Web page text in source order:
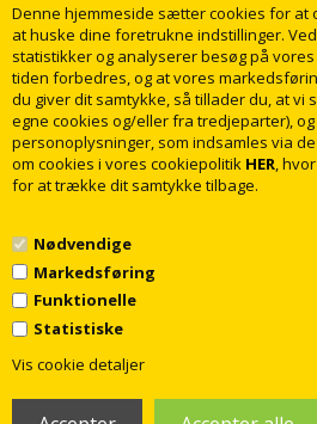
Denne hjemmeside sætter cookies for at
at huske dine foretrukne indstillinger.
statistikker og analyserer besøg på
tiden forbedres, og at vores
du giver dit samtykke, så tillader du, at
egne cookies og/eller fra tredjeparter),
personoplysninger, som indsamles via
om cookies i vores cookiepolitik HER,
for at trække dit samtykke tilbage.
Nødvendige
Markedsføring
Funktionelle
Statistiske
Vis cookie detaljer© 2009 - 2018 rabatvvs.dk. Alle